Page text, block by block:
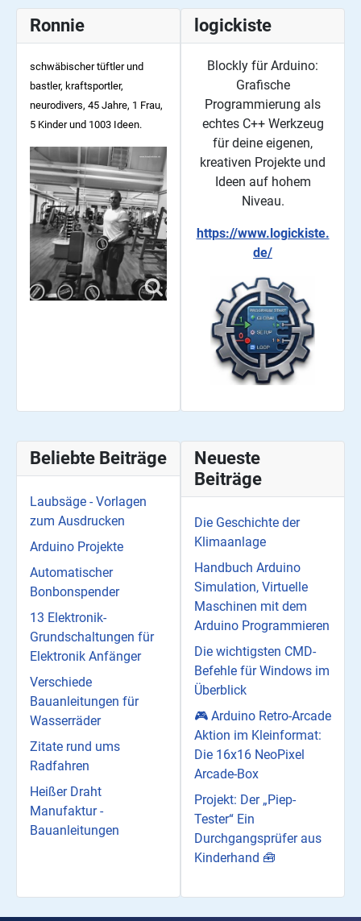
Ronnie
schwäbischer tüftler und
bastler, kraftsportler,
neurodivers, 45 Jahre, 1 Frau,
5 Kinder und 1003 Ideen.
logickiste
Blockly für Arduino:
Grafische
Programmierung als
echtes C++ Werkzeug
für deine eigenen,
kreativen Projekte und
Ideen auf hohem
Niveau.
https://www.logickiste.
de/
Beliebte Beiträge
Laubsäge - Vorlagen
zum Ausdrucken
Arduino Projekte
Automatischer
Bonbonspender
13 Elektronik-
Grundschaltungen für
Elektronik Anfänger
Verschiede
Bauanleitungen für
Wasserräder
Zitate rund ums
Radfahren
Heißer Draht
Manufaktur -
Bauanleitungen
Neueste
Beiträge
Die Geschichte der
Klimaanlage
Handbuch Arduino
Simulation, Virtuelle
Maschinen mit dem
Arduino Programmieren
Die wichtigsten CMD-
Befehle für Windows im
Überblick
🎮 Arduino Retro-Arcade
Aktion im Kleinformat:
Die 16x16 NeoPixel
Arcade-Box
Projekt: Der „Piep-
Tester“ Ein
Durchgangsprüfer aus
Kinderhand 🧰